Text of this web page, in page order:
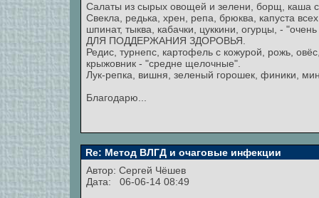
Салаты из сырых овощей и зелени, борщ, каша
Свекла, редька, хрен, репа, брюква, капуста
шпинат, тыква, кабачки, цуккини, огурцы, -
ДЛЯ ПОДДЕРЖАНИЯ ЗДОРОВЬЯ.
Редис, турнепс, картофель с кожурой, рожь,
крыжовник - "средне щелочные".
Лук-репка, вишня, зеленый горошек, финики,
Благодарю...
Re: Метод ВЛГД и очаговые инфекции
Автор: Сергей Чёшев
Дата: 06-06-14 08:49